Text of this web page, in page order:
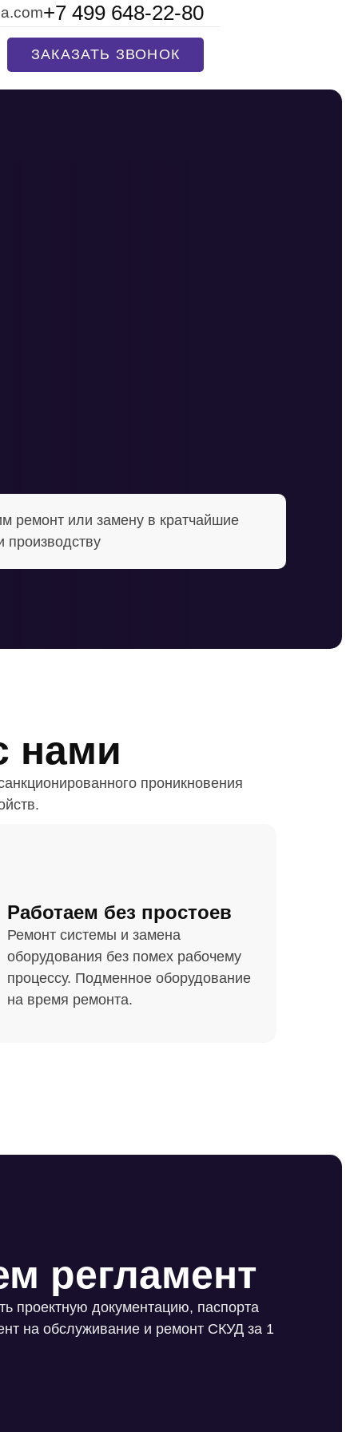
+7 499 648-22-80
ЗАКАЗАТЬ ЗВОНОК
ремонт или замену в кратчайшие
производству
нами
проникновения
Работаем без простоев
Ремонт системы и замена
оборудования без помех рабочему
процессу. Подменное оборудование
на время ремонта.
регламент
проектную документацию, паспорта
на обслуживание и ремонт СКУД за 1